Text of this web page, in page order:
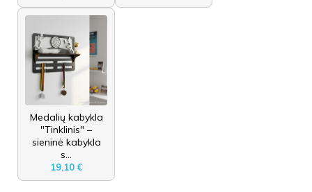
Medalių kabykla
"Tinklinis" –
sieninė kabykla
s...
19,10 €